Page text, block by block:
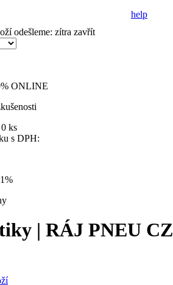
odešleme: zítra zavřít
ONLINE
0 ks
s DPH:
1%
| RÁJ PNEU CZ
help